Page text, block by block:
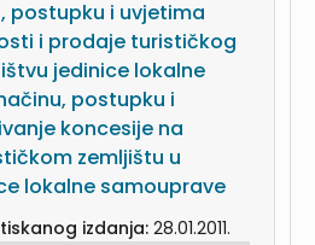
postupku i uvjetima
i prodaje turističkog
jedinice lokalne
postupku i
koncesije na
zemljištu u
lokalne samouprave
tiskanog izdanja: 28.01.2011.